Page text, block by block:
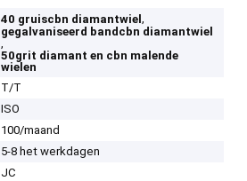
40 gruiscbn diamantwiel,
gegalvaniseerd bandcbn diamantwiel
,
50grit diamant en cbn malende
wielen
T/T
ISO
100/maand
5-8 het werkdagen
JC